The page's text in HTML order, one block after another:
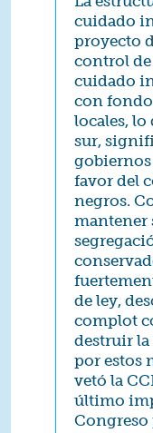
cuidado
proyecto
control de
cuidado
con
locales, lo
sur,
gobiernos
favor del
negros.
mantener
de ley,
complot
destruir la
por estos
vetó la
último
Congreso